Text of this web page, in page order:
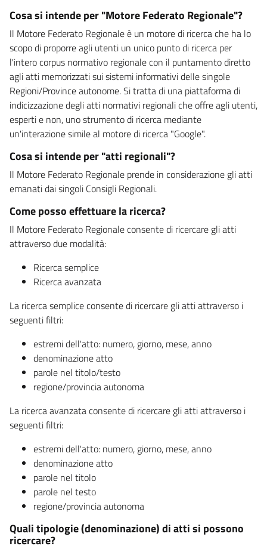
Cosa si intende per "Motore Federato Regionale"?
Il Motore Federato Regionale è un motore di ricerca che ha lo
scopo di proporre agli utenti un unico punto di ricerca per
l'intero corpus normativo regionale con il puntamento diretto
agli atti memorizzati sui sistemi informativi delle singole
Regioni/Province autonome. Si tratta di una piattaforma di
indicizzazione degli atti normativi regionali che offre agli utenti,
esperti e non, uno strumento di ricerca mediante
un'interazione simile al motore di ricerca "Google".
Cosa si intende per "atti regionali"?
Il Motore Federato Regionale prende in considerazione gli atti
emanati dai singoli Consigli Regionali.
Come posso effettuare la ricerca?
Il Motore Federato Regionale consente di ricercare gli atti
attraverso due modalità:
Ricerca semplice
Ricerca avanzata
La ricerca semplice consente di ricercare gli atti attraverso i
seguenti filtri:
estremi dell'atto: numero, giorno, mese, anno
denominazione atto
parole nel titolo/testo
regione/provincia autonoma
La ricerca avanzata consente di ricercare gli atti attraverso i
seguenti filtri:
estremi dell'atto: numero, giorno, mese, anno
denominazione atto
parole nel titolo
parole nel testo
regione/provincia autonoma
Quali tipologie (denominazione) di atti si possono
ricercare?